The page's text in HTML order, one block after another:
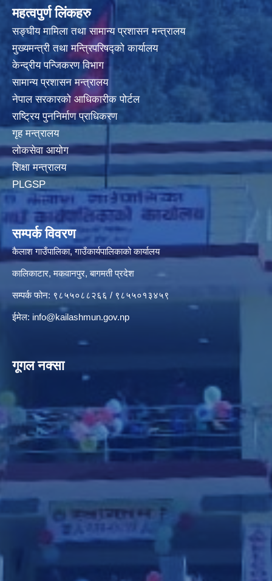
महत्वपुर्ण लिंकहरु
सङ्घीय मामिला तथा सामान्य प्रशासन मन्त्रालय
मुख्यमन्त्री तथा मन्त्रिपरिषद्‍को कार्यालय
केन्द्रीय पन्जिकरण विभाग
सामान्य प्रशासन मन्त्रालय
नेपाल सरकारको आधिकारीक पोर्टल
राष्ट्रिय पुननिर्माण प्राधिकरण
गृह मन्त्रालय
लोकसेवा आयोग
शिक्षा मन्त्रालय
PLGSP
सम्पर्क विवरण
कैलाश गाउँपालिका, गाउँकार्यपालिकाको कार्यालय
कालिकाटार, मकवानपुर, बागमती प्रदेश
सम्पर्क फोन: ९८५५०८८२६६ / ९८५५०१३४५९
ईमेल: info@kailashmun.gov.np
गूगल नक्सा